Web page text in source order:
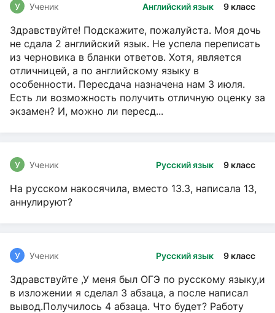
Английский язык 9 класс
У Ученик
Здравствуйте! Подскажите, пожалуйста. Моя дочь
не сдала 2 английский язык. Не успела переписать
из черновика в бланки ответов. Хотя, является
отличницей, а по английскому языку в
особенности. Пересдача назначена нам 3 июля.
Есть ли возможность получить отличную оценку за
экзамен? И, можно ли пересд...
Русский язык 9 класс
У Ученик
На русском накосячила, вместо 13.3, написала 13,
аннулируют?
Русский язык 9 класс
У Ученик
Здравствуйте ,У меня был ОГЭ по русскому языку,и
в изложении я сделал 3 абзаца, а после написал
вывод.Получилось 4 абзаца. Что будет? Работу